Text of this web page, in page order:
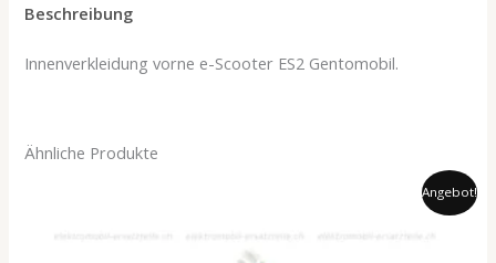
Beschreibung
Innenverkleidung vorne e-Scooter ES2 Gentomobil.
Ähnliche Produkte
Angebot!
29.00 CHF
24.50 CHF.